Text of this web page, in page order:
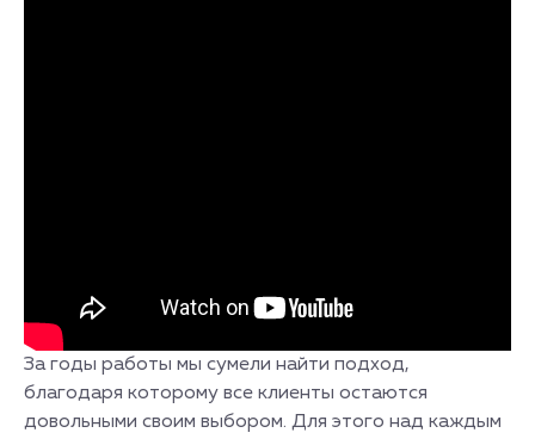
За годы работы мы сумели найти подход,
благодаря которому все клиенты остаются
довольными своим выбором. Для этого над каждым